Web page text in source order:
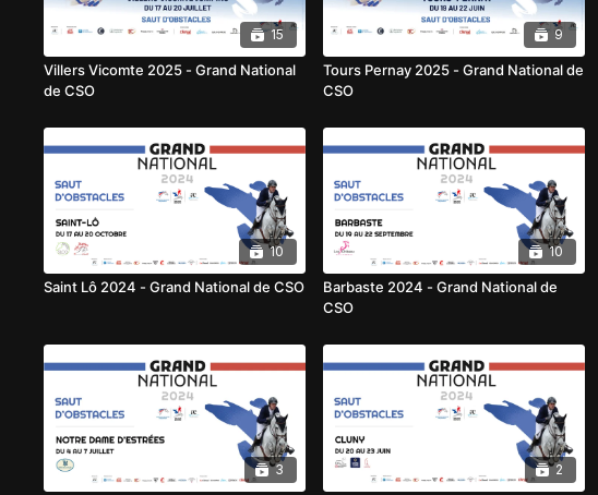
15
Villers Vicomte 2025 - Grand National
de CSO
9
Tours Pernay 2025 - Grand National de
CSO
10
Saint Lô 2024 - Grand National de CSO
10
Barbaste 2024 - Grand National de
CSO
3 2